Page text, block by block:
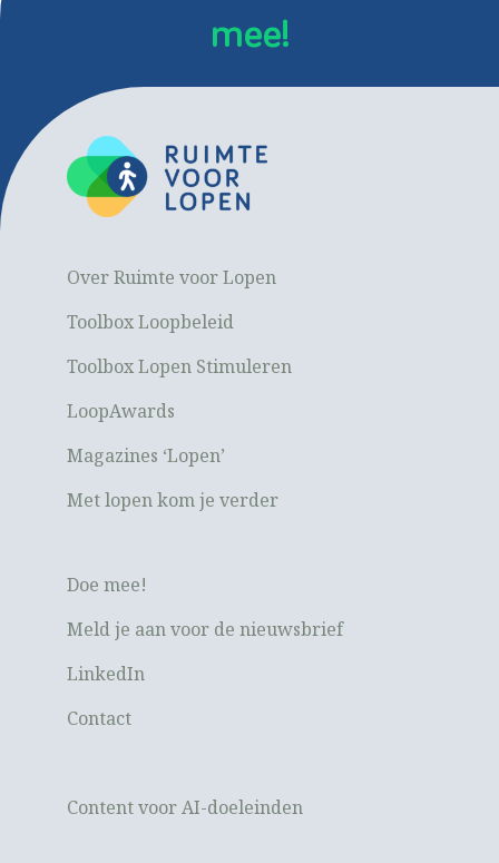
mee!
Over Ruimte voor Lopen
Toolbox Loopbeleid
Toolbox Lopen Stimuleren
LoopAwards
Magazines ‘Lopen’
Met lopen kom je verder
Doe mee!
Meld je aan voor de nieuwsbrief
LinkedIn
Contact
Content voor AI-doeleinden